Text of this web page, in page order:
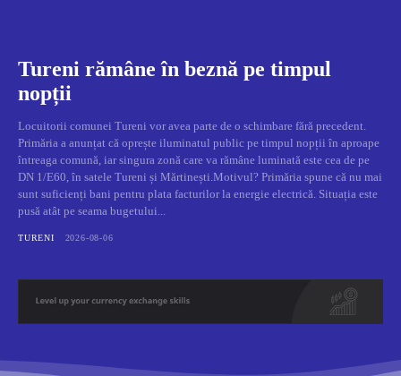
Tureni rămâne în beznă pe timpul
nopții
Locuitorii comunei Tureni vor avea parte de o schimbare fără precedent.
Primăria a anunțat că oprește iluminatul public pe timpul nopții în aproape
întreaga comună, iar singura zonă care va rămâne luminată este cea de pe
DN 1/E60, în satele Tureni și Mărtinești.Motivul? Primăria spune că nu mai
sunt suficienți bani pentru plata facturilor la energie electrică. Situația este
pusă atât pe seama bugetului...
TURENI 2026-08-06